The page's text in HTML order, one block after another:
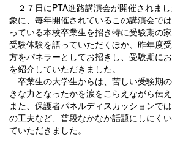
２７日にPTA進路講演会が開催されま
象に、毎年開催されているこの講演会で
っている本校卒業生を招き特に受験期の
受験体験を語っていただくほか、昨年度
方をパネラーとしてお招きし、受験期に
を紹介していただきました。
卒業生の大学生からは、苦しい受験期
きな力となったかを涙をこらえながら伝
また、保護者パネルディスカッションで
の工夫など、普段なかなか話題にしにく
ていただきました。